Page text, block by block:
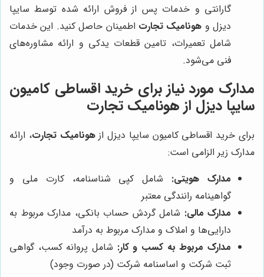
گارانتی و خدمات پس از فروش ارائه شده توسط سایپا
دیزل و هونامیک تجارت اطمینان حاصل کنید. این خدمات
شامل تعمیرات، تامین قطعات یدکی و ارائه مشاوره‌های
فنی می‌شود.
مدارک مورد نیاز برای خرید اقساطی کامیون
سایپا دیزل ازهونامیک تجارت
برای خرید اقساطی کامیون سایپا دیزل ازهونامیک تجارت، ارائه
مدارک زیر الزامی است:
مدارک هویتی: شامل کپی شناسنامه، کارت ملی و
گواهینامه رانندگی معتبر
مدارک مالی: شامل گردش حساب بانکی، مدارک مربوط به
دارایی‌ها و املاک و مدارک مربوط به درآمد
مدارک مربوط به کسب و کار: شامل پروانه کسب، گواهی
ثبت شرکت و اساسنامه شرکت (در صورت وجود)